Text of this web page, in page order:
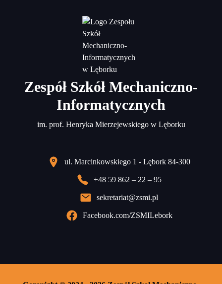
Zespół Szkół Mechaniczno-
Informatycznych
im. prof. Henryka Mierzejewskiego w Lęborku
ul. Marcinkowskiego 1 - Lębork 84-300
+48 59 862 – 22 – 95
sekretariat@zsmi.pl
Facebook.com/ZSMILebork